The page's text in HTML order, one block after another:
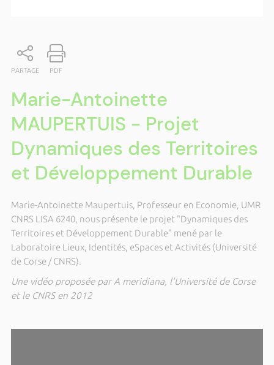
PARTAGE PDF
Marie-Antoinette
MAUPERTUIS - Projet
Dynamiques des Territoires
et Développement Durable
Marie-Antoinette Maupertuis, Professeur en Economie, UMR
CNRS LISA 6240, nous présente le projet "Dynamiques des
Territoires et Développement Durable" mené par le
Laboratoire Lieux, Identités, eSpaces et Activités (Université
de Corse / CNRS).
Une vidéo proposée par A meridiana, l'Université de Corse
et le CNRS en 2012